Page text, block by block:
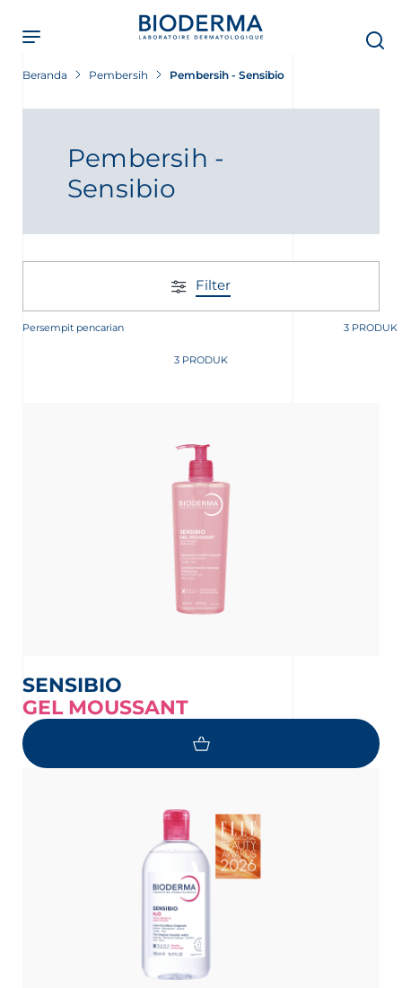
main
content
Beranda Pembersih Pembersih - Sensibio
Pembersih -
Sensibio
Filter
Persempit pencarian 3 PRODUK
3 PRODUK
SENSIBIO
GEL MOUSSANT